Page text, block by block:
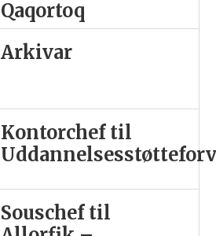
Qaqortoq
Arkivar
Kontorchef til
Souschef til